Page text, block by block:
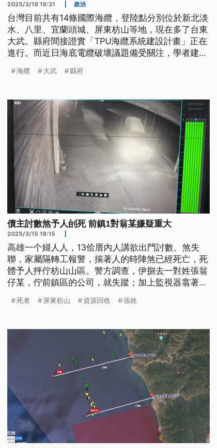
2025/3/19 19:31 政治
台灣目前共有14條國際海纜，登陸點分別位於新北淡
水、八里、宜蘭頭城、屏東枋山等地，現在多了台東
大武。縣府間接證實「TPU海纜系統建設計畫」正在
進行。而近日海底電纜破壞議題備受關注，學者建議
微波等相互備援，也要全力增加海纜站以及備援機
海纜 大武 縣府
債主討數煞予人刣死 前鎮1對翁某嫌疑重大
2025/3/15 19:15
高雄一个婦人人，13佮厝內人講欲出門討數、煞失
聯，家屬隔轉工報警，揣著人的時陣煞已經死亡，死
體予人抨佇枋山山區。警方調查，伊捌去一對姓張翁
仔某，佇前鎮區的公司，就失蹤；加上監視器翕著，
予人按照殺人罪移送偵辦。（這則新聞標題、前言為
死者 屏東枋山 資源回收 張姓